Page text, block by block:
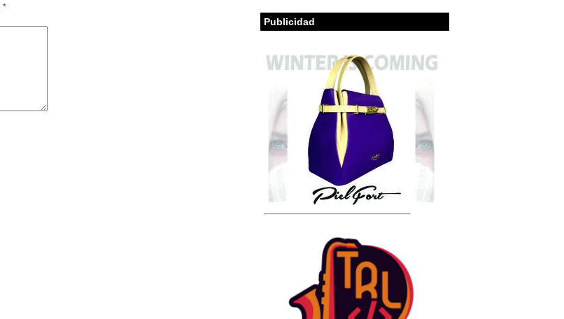
*
Publicidad